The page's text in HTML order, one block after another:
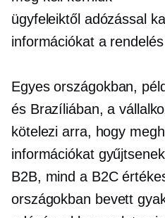
ügyfeleiktől adózással
információkat a
Egyes országokban,
és Brazíliában, a
kötelezi arra, hogy
információkat
B2B, mind a B2C
országokban bevett